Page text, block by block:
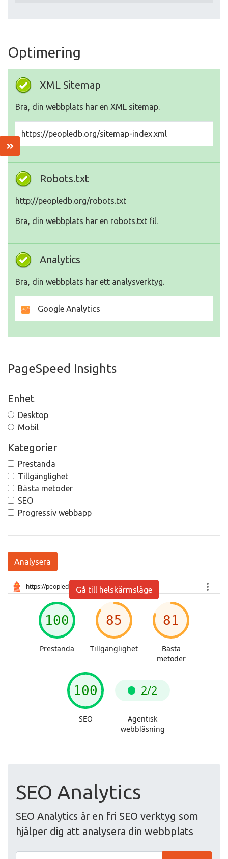
Optimering
XML Sitemap
Bra, din webbplats har en XML sitemap.
https://peopledb.org/sitemap-index.xml
Robots.txt
http://peopledb.org/robots.txt
Bra, din webbplats har en robots.txt fil.
Analytics
Bra, din webbplats har ett analysverktyg.
Google Analytics
PageSpeed Insights
Enhet
Desktop
Mobil
Kategorier
Prestanda
Tillgänglighet
Bästa metoder
SEO
Progressiv webbapp
Analysera
Gå till helskärmsläge
SEO Analytics
SEO Analytics är en fri SEO verktyg som
hjälper dig att analysera din webbplats